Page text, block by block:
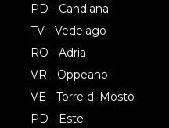
PD - Candiana
TV - Vedelago
RO - Adria
VR - Oppeano
VE - Torre di Mosto
PD - Este